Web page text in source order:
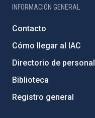
INFORMACIÓN GENERAL
Contacto
Cómo llegar al IAC
Directorio de personal
Biblioteca
Registro general